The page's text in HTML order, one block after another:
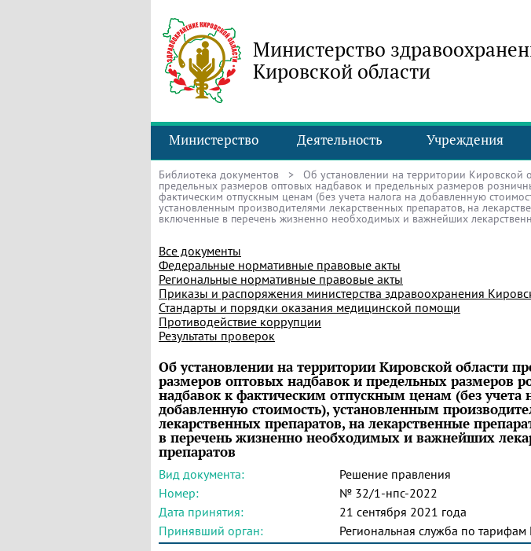
Министерство
Кировской области
Министерство Деятельность Учреждения
Библиотека документов > Об установлении на территории Кировской
предельных размеров оптовых надбавок и предельных размеров
фактическим отпускным ценам (без учета налога на добавленную
установленным производителями лекарственных препаратов, на
включенные в перечень жизненно необходимых и важнейших
Все документы
Федеральные нормативные правовые акты
Региональные нормативные правовые акты
Приказы и распоряжения министерства здравоохранения
Стандарты и порядки оказания медицинской помощи
Противодействие коррупции
Результаты проверок
Об установлении на территории Кировской области
размеров оптовых надбавок и предельных размеров
надбавок к фактическим отпускным ценам (без учета
добавленную стоимость), установленным
лекарственных препаратов, на лекарственные
в перечень жизненно необходимых и важнейших
препаратов
Вид документа:
Решение правления
Номер:
№ 32/1-нпс-2022
Дата принятия:
21 сентября 2021 года
Принявший орган:
Региональная служба по